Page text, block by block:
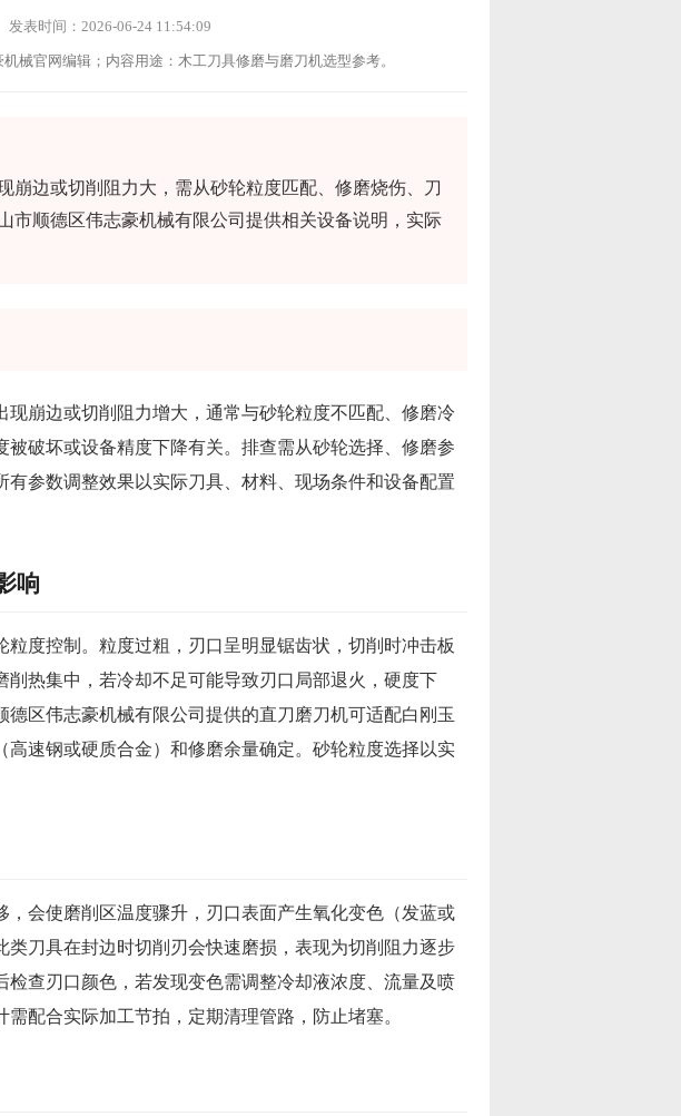
发表时间：2026-06-24 11:54:09
械官网编辑；内容用途：木工刀具修磨与磨刀机选型参考。
崩边或切削阻力大，需从砂轮粒度匹配、修磨烧伤、刀
市顺德区伟志豪机械有限公司提供相关设备说明，实际
崩边或切削阻力增大，通常与砂轮粒度不匹配、修磨冷
破坏或设备精度下降有关。排查需从砂轮选择、修磨参
参数调整效果以实际刀具、材料、现场条件和设备配置
响
度控制。粒度过粗，刃口呈明显锯齿状，切削时冲击板
热集中，若冷却不足可能导致刃口局部退火，硬度下
区伟志豪机械有限公司提供的直刀磨刀机可适配白刚玉
速钢或硬质合金）和修磨余量确定。砂轮粒度选择以实
会使磨削区温度骤升，刃口表面产生氧化变色（发蓝或
刀具在封边时切削刃会快速磨损，表现为切削阻力逐步
查刃口颜色，若发现变色需调整冷却液浓度、流量及喷
配合实际加工节拍，定期清理管路，防止堵塞。